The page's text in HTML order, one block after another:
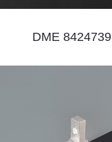
DME 8424739